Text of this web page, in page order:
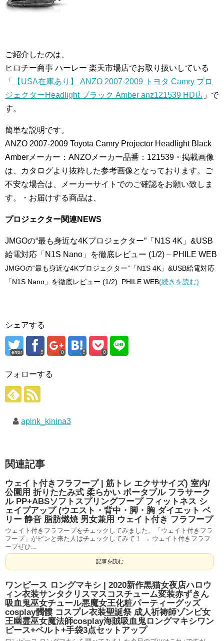
ご紹介したのは、
ヒロチー商事 ハーレー 楽天市場店でお取り扱いしている
「
【USA在庫あり】 ANZO 2007-2009 トヨタ Camry プロ
ジェクターHeadlight ブラック Amber anz121539 HD店 」で
す。
簡単な説明です。
ANZO 2007-2009 Toyota Camry Projector Headlight Black
Amberメーカー：ANZOメーカー品番：121539・掲載画像
は、カタログより抜粋した参考画像となっております。ご
不安な場合は、メーカーサイトでのご確認をお願い致しま
す。・お届けする商品は、
プロジェクター関連NEWS
JMGOの“最も身近な4Kプロジェクター”「N1S 4K」&USB
給電対応「N1S Nano」を徹底レビュー (1/2) – PHILE WEB
JMGOの“最も身近な4Kプロジェクター”「N1S 4K」&USB給電対応
「N1S Nano」を徹底レビュー (1/2) PHILE WEB(続きを読む)
シェアする
error 0 0
フォローする
apink_kinina3
関連記事
ウェイト付きフラフープ | 筋トレ エクササイズ) 室内/
公園用 折りたたみ式 柔らかい ポータブル フラサーク
ル PP+ABSソフトスプリングフープ フィットネス シ
ェイプアップ (ウエスト・背中・脚・胸 ダイエット ベ
リー 静音 脂肪燃焼 男女兼用 ウェイト付き フラフープ
ウェイト付きフラフープをチェックしてみました。「ウェイト付きフラ
フープ」がピンと来た人はチェックしてみて！ → ウェイト付きフラフ
ープぜひ...
記事を読む
ワンピース ロングマキシ | 2020新作黒猫女夜店ハロウ
ィン衣装サンタクリスマスコスチューム変装赤ずきん
吸血鬼巫女チュール悪魔女王化粧パーティーグッズ
cosplay髑髏 コスプレ衣装聖誕祭 成人祈祷師ゾンビ女
王幽霊巫女魔法師cosplay海賊吸血鬼ロングマキシワン
ピース+ベルト+手袋3点セットアップ